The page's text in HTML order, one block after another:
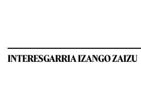
INTERESGARRIA IZANGO ZAIZU